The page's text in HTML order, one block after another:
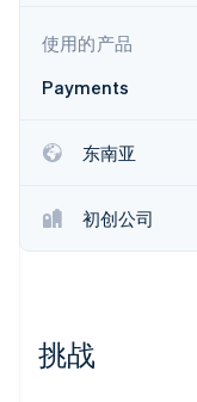
更多
Product roadmap
了解未来规划
Radar
欺诈防范
初创企业注册
Climate
使用的产品
Payments
东南亚
初创公司
挑战